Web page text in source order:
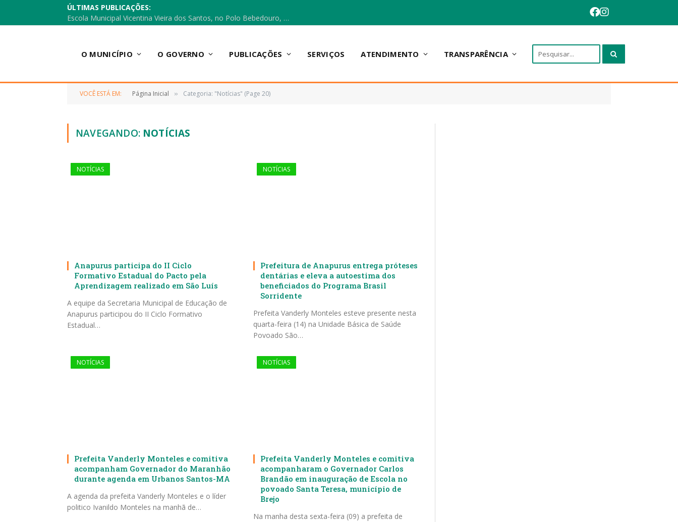
ÚLTIMAS PUBLICAÇÕES:
Escola Municipal Vicentina Vieira dos Santos, no Polo Bebedouro, recebeu materiais para a implantação do Cantinho da Leitura e da Sala Multidisciplinar.
O MUNICÍPIO O GOVERNO PUBLICAÇÕES SERVIÇOS ATENDIMENTO TRANSPARÊNCIA
VOCÊ ESTÁ EM: Página Inicial » Categoria: "Notícias" (Page 20)
NAVEGANDO: NOTÍCIAS
NOTÍCIAS
Anapurus participa do II Ciclo
Formativo Estadual do Pacto pela
Aprendizagem realizado em São Luís
A equipe da Secretaria Municipal de Educação de
Anapurus participou do II Ciclo Formativo
Estadual…
NOTÍCIAS
Prefeitura de Anapurus entrega próteses
dentárias e eleva a autoestima dos
beneficiados do Programa Brasil
Sorridente
Prefeita Vanderly Monteles esteve presente nesta
quarta-feira (14) na Unidade Básica de Saúde
Povoado São…
NOTÍCIAS
Prefeita Vanderly Monteles e comitiva
acompanham Governador do Maranhão
durante agenda em Urbanos Santos-MA
A agenda da prefeita Vanderly Monteles e o líder
politico Ivanildo Monteles na manhã de…
NOTÍCIAS
Prefeita Vanderly Monteles e comitiva
acompanharam o Governador Carlos
Brandão em inauguração de Escola no
povoado Santa Teresa, município de
Brejo
Na manha desta sexta-feira (09) a prefeita de